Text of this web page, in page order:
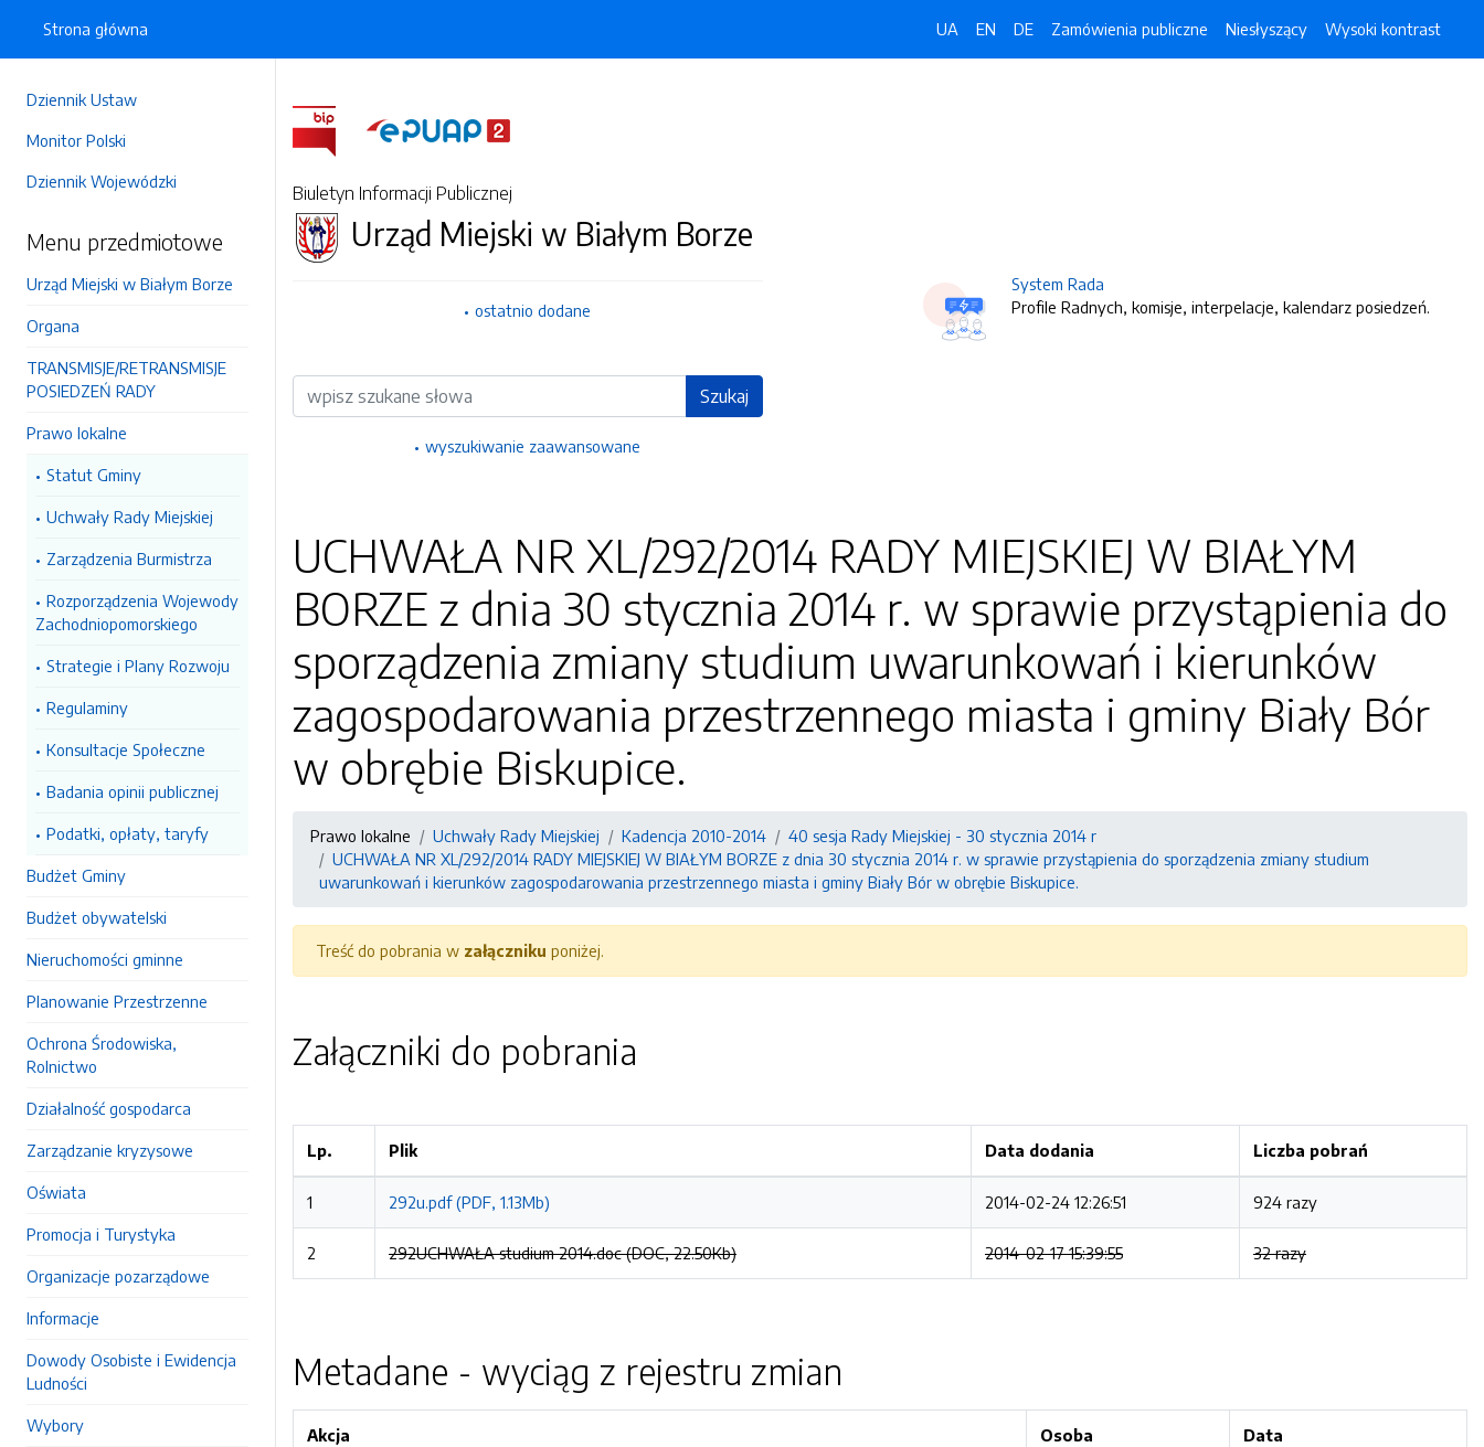
Dziennik Ustaw
Monitor Polski
Dziennik Wojewódzki
Menu przedmiotowe
Urząd Miejski w Białym Borze
Organa
TRANSMISJE/RETRANSMISJE
POSIEDZEŃ RADY
Prawo lokalne
Statut Gminy
Uchwały Rady Miejskiej
Zarządzenia Burmistrza
Rozporządzenia Wojewody
Zachodniopomorskiego
Strategie i Plany Rozwoju
Regulaminy
Konsultacje Społeczne
Badania opinii publicznej
Podatki, opłaty, taryfy
Budżet Gminy
Budżet obywatelski
Nieruchomości gminne
Planowanie Przestrzenne
Ochrona Środowiska,
Rolnictwo
Działalność gospodarca
Zarządzanie kryzysowe
Oświata
Promocja i Turystyka
Organizacje pozarządowe
Informacje
Dowody Osobiste i Ewidencja
Ludności
Wybory
Strona główna UA EN DE Zamówienia publiczne Niesłyszący Wysoki kontrast
Biuletyn Informacji Publicznej
Urząd Miejski w Białym Borze
ostatnio dodane
Wyszukiwarka Szukaj
wyszukiwanie zaawansowane
System Rada
Profile Radnych, komisje, interpelacje, kalendarz posiedzeń.
UCHWAŁA NR XL/292/2014 RADY MIEJSKIEJ W BIAŁYM
BORZE z dnia 30 stycznia 2014 r. w sprawie przystąpienia do
sporządzenia zmiany studium uwarunkowań i kierunków
zagospodarowania przestrzennego miasta i gminy Biały Bór
w obrębie Biskupice.
Prawo lokalne Uchwały Rady Miejskiej Kadencja 2010-2014
40 sesja Rady Miejskiej - 30 stycznia 2014 r
UCHWAŁA NR XL/292/2014 RADY MIEJSKIEJ W BIAŁYM BORZE z dnia 30 stycznia 2014 r. w sprawie przystąpienia do sporządzenia zmiany studium
uwarunkowań i kierunków zagospodarowania przestrzennego miasta i gminy Biały Bór w obrębie Biskupice.
Treść do pobrania w załączniku poniżej.
Załączniki do pobrania
Lp. Plik Data dodania Liczba pobrań
1 292u.pdf (PDF, 1.13Mb) 2014-02-24 12:26:51 924 razy
2 292UCHWAŁA studium 2014.doc (DOC, 22.50Kb) 2014-02-17 15:39:55 32 razy
Metadane - wyciąg z rejestru zmian
Akcja Osoba Data